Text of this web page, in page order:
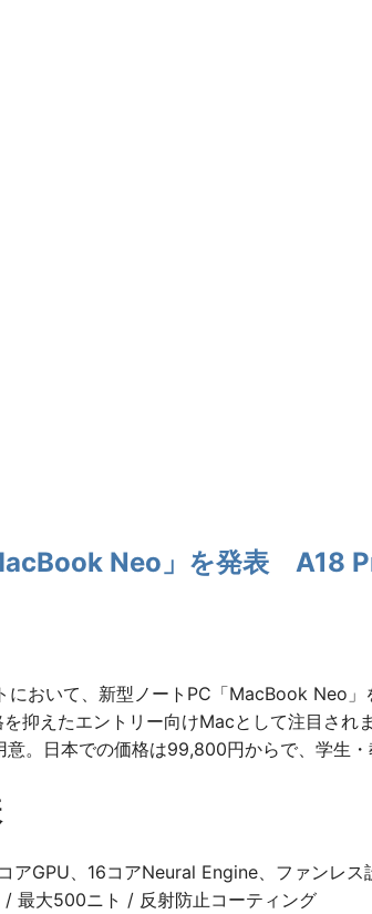
Neo」を発表 A18
おいて、新型ノートPC「MacBook Neo
抑えたエントリー向けMacとして注目され
。日本での価格は99,800円からで、学生
GPU、16コアNeural Engine、ファンレス
最大500ニト / 反射防止コーティング